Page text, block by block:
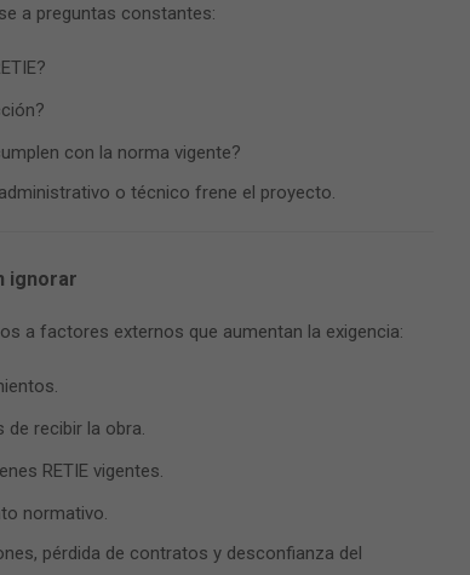
a preguntas constantes:
con la norma vigente?
o técnico frene el proyecto.
ignorar
a factores externos que aumentan la exigencia:
recibir la obra.
RETIE vigentes.
normativo.
pérdida de contratos y desconfianza del